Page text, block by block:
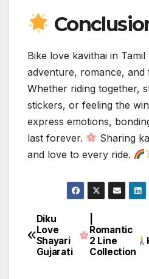
Bike love kavithai in
adventure, romance, and
Whether riding together,
stickers, or feeling the
express emotions,
last forever.
Sharing
and love to every ride.
Post
navigation
Diku
Love
Shayari
Gujarati
Romantic
2 Line
Collection